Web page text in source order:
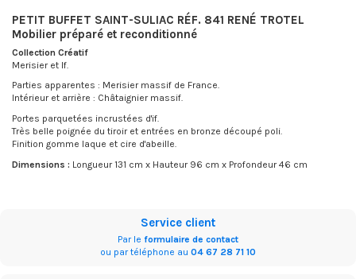
PETIT BUFFET SAINT-SULIAC RÉF. 841 RENÉ TROTEL
Mobilier préparé et reconditionné
Collection Créatif
Merisier et If.
Parties apparentes : Merisier massif de France.
Intérieur et arrière : Châtaignier massif.
Portes parquetées incrustées d'if.
Très belle poignée du tiroir et entrées en bronze découpé poli.
Finition gomme laque et cire d'abeille.
Dimensions : Longueur 131 cm x Hauteur 96 cm x Profondeur 46 cm
Service client
Par le formulaire de contact
ou par téléphone au 04 67 28 71 10